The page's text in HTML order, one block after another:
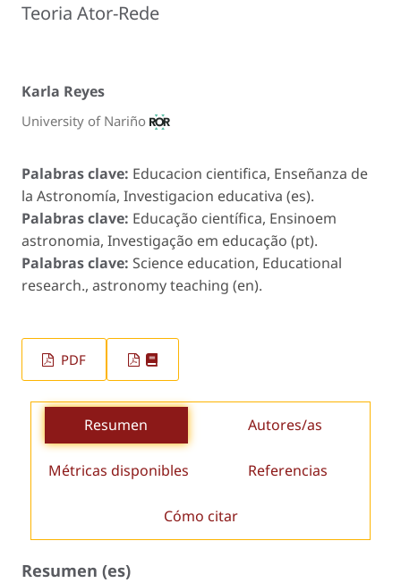
Teoria Ator-Rede
Karla Reyes
University of Nariño
Palabras clave: Educacion cientifica, Enseñanza de
la Astronomía, Investigacion educativa (es).
Palabras clave: Educação científica, Ensinoem
astronomia, Investigação em educação (pt).
Palabras clave: Science education, Educational
research., astronomy teaching (en).
PDF
Resumen Autores/as
Métricas disponibles Referencias
Cómo citar
Resumen (es)